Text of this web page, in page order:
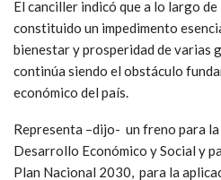
Desde que el presidente John F.
Cuba en febrero de 1962, menos
Fidel Castro declarara el carácter
millones de dólares al cambio
durante casi seis décadas de
cifra de 922 mil millones de